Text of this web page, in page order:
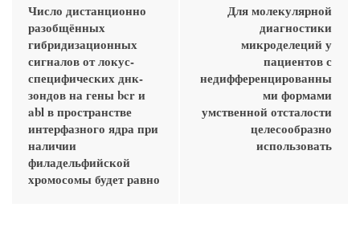
Число дистанционно
разобщённых
гибридизационных
сигналов от локус-
специфических днк-
зондов на гены bcr и
abl в пространстве
интерфазного ядра при
наличии
филадельфийской
хромосомы будет равно
Для молекулярной
диагностики
микроделеций у
пациентов с
недифференцированны
ми формами
умственной отсталости
целесообразно
использовать